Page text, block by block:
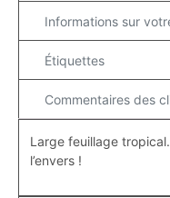
Informations sur
Étiquettes
Commentaires des
Large feuillage
l’envers !